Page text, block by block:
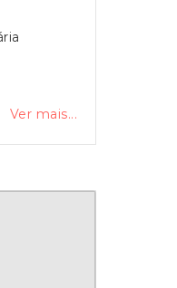
Ver mais...